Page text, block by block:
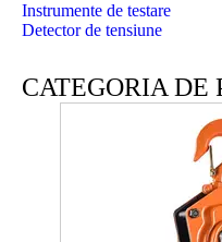
Instrumente de testare
Detector de tensiune
CATEGORIA DE